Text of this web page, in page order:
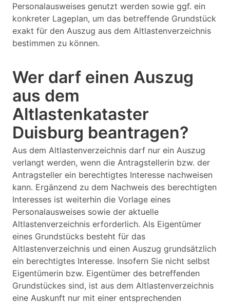
Personalausweises genutzt werden sowie ggf. ein
konkreter Lageplan, um das betreffende Grundstück
exakt für den Auszug aus dem Altlastenverzeichnis
bestimmen zu können.
Wer darf einen Auszug
aus dem
Altlastenkataster
Duisburg beantragen?
Aus dem Altlastenverzeichnis darf nur ein Auszug
verlangt werden, wenn die Antragstellerin bzw. der
Antragsteller ein berechtigtes Interesse nachweisen
kann. Ergänzend zu dem Nachweis des berechtigten
Interesses ist weiterhin die Vorlage eines
Personalausweises sowie der aktuelle
Altlastenverzeichnis erforderlich. Als Eigentümer
eines Grundstücks besteht für das
Altlastenverzeichnis und einen Auszug grundsätzlich
ein berechtigtes Interesse. Insofern Sie nicht selbst
Eigentümerin bzw. Eigentümer des betreffenden
Grundstückes sind, ist aus dem Altlastenverzeichnis
eine Auskunft nur mit einer entsprechenden